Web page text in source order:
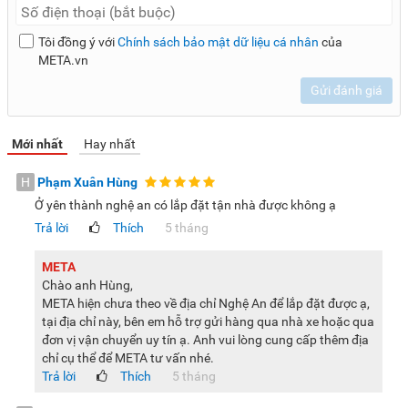
cảnh chuyển động nhanh. Bằng cách điều chỉnh và bổ sung
khung hình phù hợp, công nghệ này góp phần giảm hiện
tượng mờ hoặc nhòe hình trong các cảnh thể thao, phim
hành động hay chương trình giải trí có tiết tấu nhanh. Nhờ
đó, chuyển động trên màn hình được thể hiện liền mạch hơn,
giúp người xem dễ dàng theo dõi nội dung mà không bị gián
đoạn.
Công nghệ Q-Symphony giúp đồng bộ âm thanh hoàn hảo
Q-Symphony là công nghệ cho phép đồng bộ âm thanh giữa
Thay vì chỉ phát âm thanh từ một nguồn, hệ thống sẽ phối
hợp cả hai để tạo hiệu ứng âm thanh bao phủ tốt hơn trong
không gian. Nhờ đó, âm thanh trở nên cân bằng hơn giữa
các dải, hỗ trợ nâng cao trải nghiệm nghe khi xem phim,
nghe nhạc hoặc theo dõi các chương trình giải trí tại gia.
Tôi đồng ý vớiChính sách bảo mật dữ liệu cá nhân của
META.vn
Gửi đánh giá
Mới nhất Hay nhất
H Phạm Xuân Hùng
Ở yên thành nghệ an có lắp đặt tận nhà được không ạ
Trả lời
Thích 5 tháng
META
Chào anh Hùng,
META hiện chưa theo về địa chỉ Nghệ An để lắp đặt được ạ,
tại địa chỉ này, bên em hỗ trợ gửi hàng qua nhà xe hoặc qua
đơn vị vận chuyển uy tín ạ. Anh vui lòng cung cấp thêm địa
chỉ cụ thể để META tư vấn nhé.
Trả lời
Thích 5 tháng